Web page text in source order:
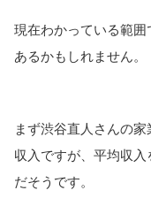
現在わかっている範
あるかもしれません。
まず渋谷直人さんの
収入ですが、平均収入
だそうです。